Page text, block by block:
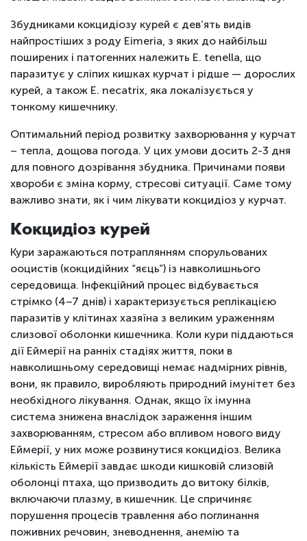
Збудниками кокцидіозу курей є дев’ять видів
найпростіших з роду Eimeria, з яких до найбільш
поширених і патогенних належить Е. tenella, що
паразитує у сліпих кишках курчат і рідше — дорослих
курей, а також Е. necatrix, яка локалізується у
тонкому кишечнику.
Оптимальний період розвитку захворювання у курчат
– тепла, дощова погода. У цих умови досить 2-3 дня
для повного дозрівання збудника. Причинами появи
хвороби є зміна корму, стресові ситуації. Саме тому
важливо знати, як і чим лікувати кокцидіоз у курчат.
Кокцидіоз курей
Кури заражаються потраплянням спорульованих
ооцистів (кокцидійних “яєць”) із навколишнього
середовища. Інфекційний процес відбувається
стрімко (4–7 днів) і характеризується реплікацією
паразитів у клітинах хазяїна з великим ураженням
слизової оболонки кишечника. Коли кури піддаються
дії Еймерії на ранніх стадіях життя, поки в
навколишньому середовищі немає надмірних рівнів,
вони, як правило, виробляють природний імунітет без
необхідного лікування. Однак, якщо їх імунна
система знижена внаслідок зараження іншим
захворюванням, стресом або впливом нового виду
Еймерії, у них може розвинутися кокцидіоз. Велика
кількість Еймерії завдає шкоди кишковій слизовій
оболонці птаха, що призводить до витоку білків,
включаючи плазму, в кишечник. Це спричиняє
порушення процесів травлення або поглинання
поживних речовин, зневоднення, анемію та